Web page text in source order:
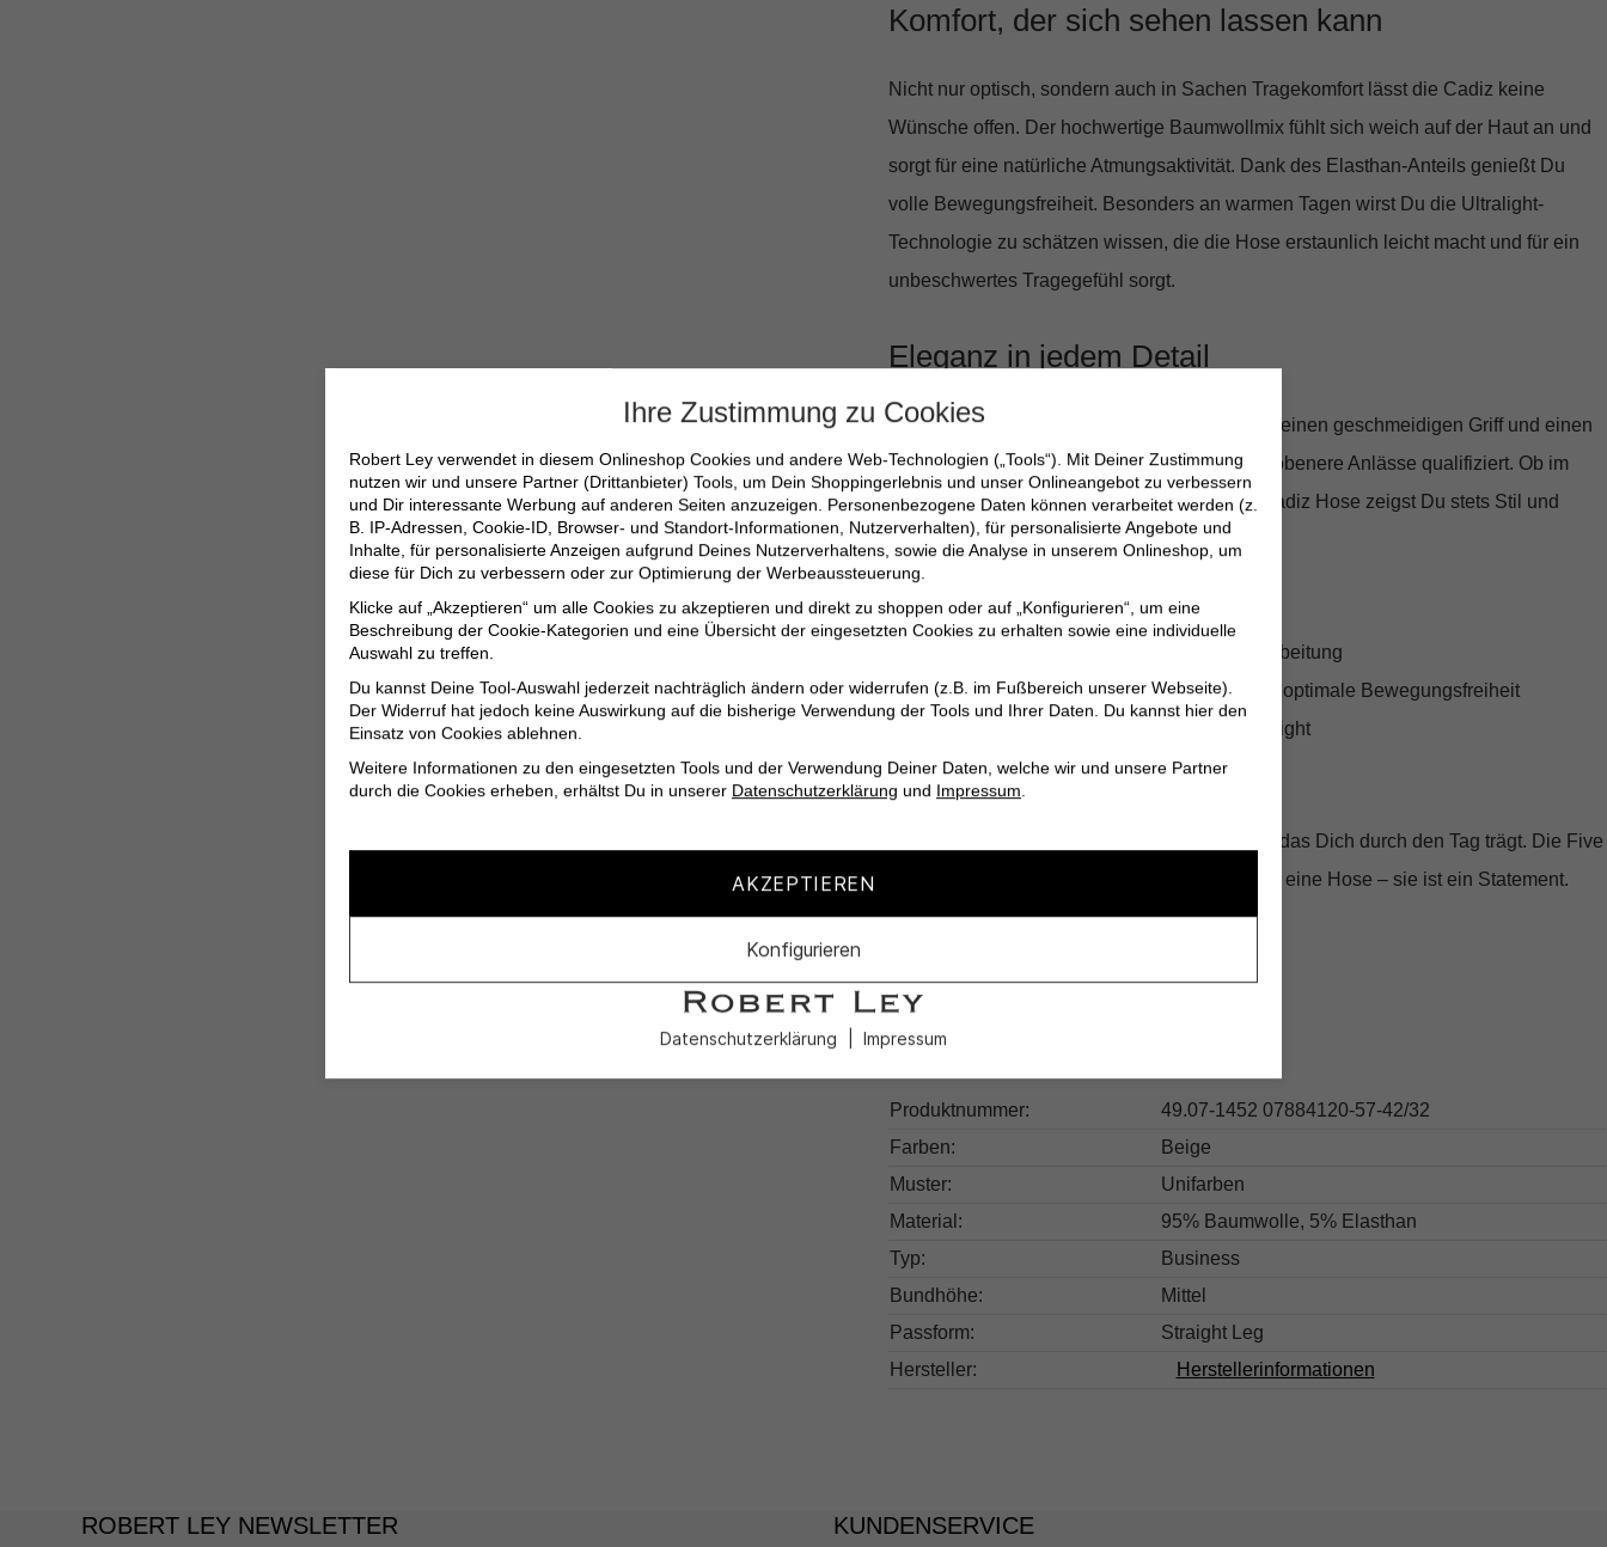
Komfort, der sich sehen lassen kann
Nicht nur optisch, sondern auch in Sachen Tragekomfort lässt die Cadiz keine
Wünsche offen. Der hochwertige Baumwollmix fühlt sich weich auf der Haut an und
sorgt für eine natürliche Atmungsaktivität. Dank des Elasthan-Anteils genießt Du
volle Bewegungsfreiheit. Besonders an warmen Tagen wirst Du die Ultralight-
Technologie zu schätzen wissen, die die Hose erstaunlich leicht macht und für ein
unbeschwertes Tragegefühl sorgt.
Eleganz in jedem Detail
Die edle Satin-Verarbeitung verleiht dem Stoff einen geschmeidigen Griff und einen
subtilen Schimmer, der die Hose auch für gehobenere Anlässe qualifiziert. Ob im
Büro oder bei einem Stadtbummel – mit der Cadiz Hose zeigst Du stets Stil und
Geschmack.
Gerader Schnitt mit komfortabler Passform
Moderner Minimalprint und edle Detailverarbeitung
Angenehmer Baumwollmix mit Elasthan für optimale Bewegungsfreiheit
Leichtgewichtige Eigenschaften dank Ultralight
Perfekt für Business und Freizeit
Verwöhne Dich selbst mit einem Stück Luxus, das Dich durch den Tag trägt. Die Five
Pocket Hose Cadiz von BRAX ist mehr als nur eine Hose – sie ist ein Statement.
Produktdetails
Produktnummer:
49.07-1452 07884120-57-42/32
Farben:
Beige
Muster:
Unifarben
Material:
95% Baumwolle, 5% Elasthan
Typ:
Business
Bundhöhe:
Mittel
Passform:
Straight Leg
Hersteller:
Herstellerinformationen
ROBERT LEY NEWSLETTER KUNDENSERVICE
Ihre Zustimmung zu Cookies
Robert Ley verwendet in diesem Onlineshop Cookies und andere Web-Technologien („Tools“). Mit Deiner Zustimmung
nutzen wir und unsere Partner (Drittanbieter) Tools, um Dein Shoppingerlebnis und unser Onlineangebot zu verbessern
und Dir interessante Werbung auf anderen Seiten anzuzeigen. Personenbezogene Daten können verarbeitet werden (z.
B. IP-Adressen, Cookie-ID, Browser- und Standort-Informationen, Nutzerverhalten), für personalisierte Angebote und
Inhalte, für personalisierte Anzeigen aufgrund Deines Nutzerverhaltens, sowie die Analyse in unserem Onlineshop, um
diese für Dich zu verbessern oder zur Optimierung der Werbeaussteuerung.
Klicke auf „Akzeptieren“ um alle Cookies zu akzeptieren und direkt zu shoppen oder auf „Konfigurieren“, um eine
Beschreibung der Cookie-Kategorien und eine Übersicht der eingesetzten Cookies zu erhalten sowie eine individuelle
Auswahl zu treffen.
Du kannst Deine Tool-Auswahl jederzeit nachträglich ändern oder widerrufen (z.B. im Fußbereich unserer Webseite).
Der Widerruf hat jedoch keine Auswirkung auf die bisherige Verwendung der Tools und Ihrer Daten. Du kannst hier den
Einsatz von Cookies ablehnen.
Weitere Informationen zu den eingesetzten Tools und der Verwendung Deiner Daten, welche wir und unsere Partner
durch die Cookies erheben, erhältst Du in unserer Datenschutzerklärung und Impressum.
AKZEPTIEREN
Konfigurieren
Datenschutzerklärung Impressum